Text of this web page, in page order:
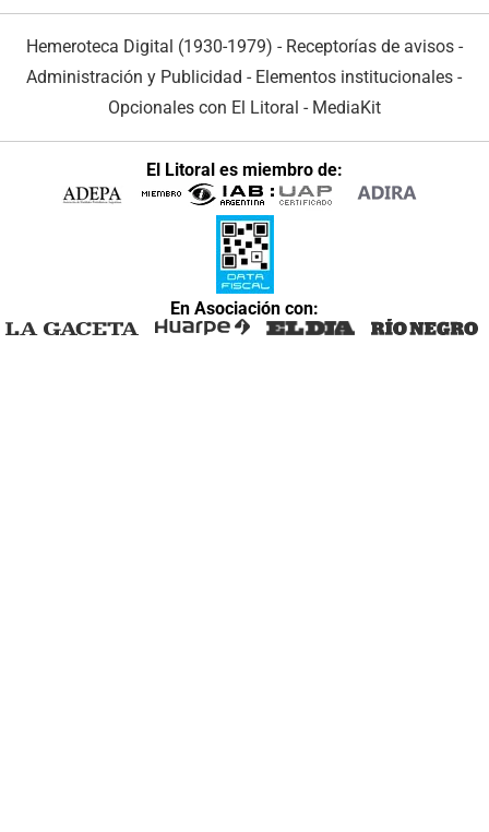
Hemeroteca Digital (1930-1979) - Receptorías de avisos -
Administración y Publicidad - Elementos institucionales -
Opcionales con El Litoral - MediaKit
El Litoral es miembro de:
En Asociación con: